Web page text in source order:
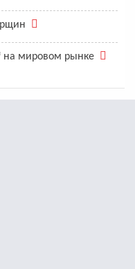
на мировом рынке